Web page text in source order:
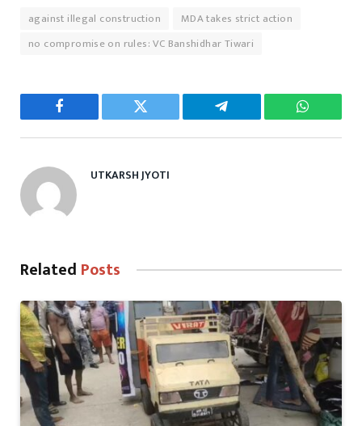
against illegal construction
MDA takes strict action
no compromise on rules: VC Banshidhar Tiwari
Facebook Twitter Telegram
UTKARSH JYOTI
Related Posts